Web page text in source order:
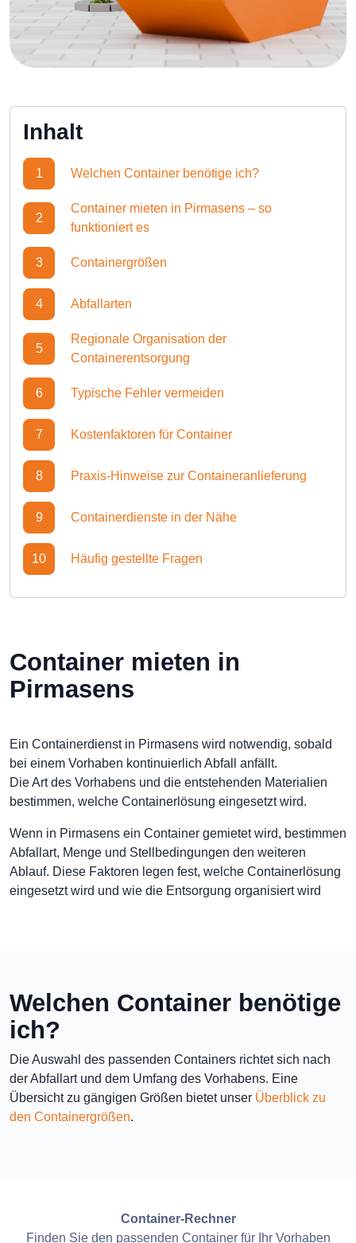
Inhalt
1 Welchen Container benötige ich?
2
Container mieten in Pirmasens – so
funktioniert es
3 Containergrößen
4 Abfallarten
5
Regionale Organisation der
Containerentsorgung
6 Typische Fehler vermeiden
7 Kostenfaktoren für Container
8 Praxis-Hinweise zur Containeranlieferung
9 Containerdienste in der Nähe
10 Häufig gestellte Fragen
Container mieten in
Pirmasens
Ein Containerdienst in Pirmasens wird notwendig, sobald
bei einem Vorhaben kontinuierlich Abfall anfällt.
Die Art des Vorhabens und die entstehenden Materialien
bestimmen, welche Containerlösung eingesetzt wird.
Wenn in Pirmasens ein Container gemietet wird, bestimmen
Abfallart, Menge und Stellbedingungen den weiteren
Ablauf. Diese Faktoren legen fest, welche Containerlösung
eingesetzt wird und wie die Entsorgung organisiert wird
Welchen Container benötige
ich?
Die Auswahl des passenden Containers richtet sich nach
der Abfallart und dem Umfang des Vorhabens. Eine
Übersicht zu gängigen Größen bietet unser Überblick zu
den Containergrößen.
Container-Rechner
Finden Sie den passenden Container für Ihr Vorhaben